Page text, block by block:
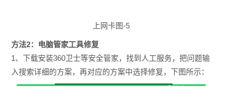
上网卡图-5
方法2：电脑管家工具修复
1、下载安装360卫士等安全管家，找到人工服务，把问题输
入搜索详细的方案，再对应的方案中选择修复，下图所示：